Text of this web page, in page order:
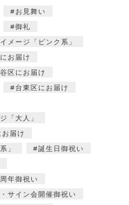
お見舞い
御礼
イメージ「ピンク系」
お届け
区にお届け
台東区にお届け
「大人」
届け
」
誕生日御祝い
年御祝い
サイン会開催御祝い